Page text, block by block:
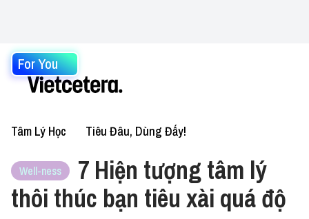
For You
Tâm Lý Học Tiêu Đâu, Dùng Đấy!
Well-ness
7 Hiện tượng tâm lý
thôi thúc bạn tiêu xài quá độ